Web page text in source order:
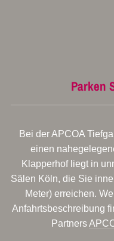
Parken
Bei der APCOA
einen
Klapperhof liegt in
Sälen Köln, die Sie
Meter) erreichen.
Anfahrtsbeschreibung
Partners